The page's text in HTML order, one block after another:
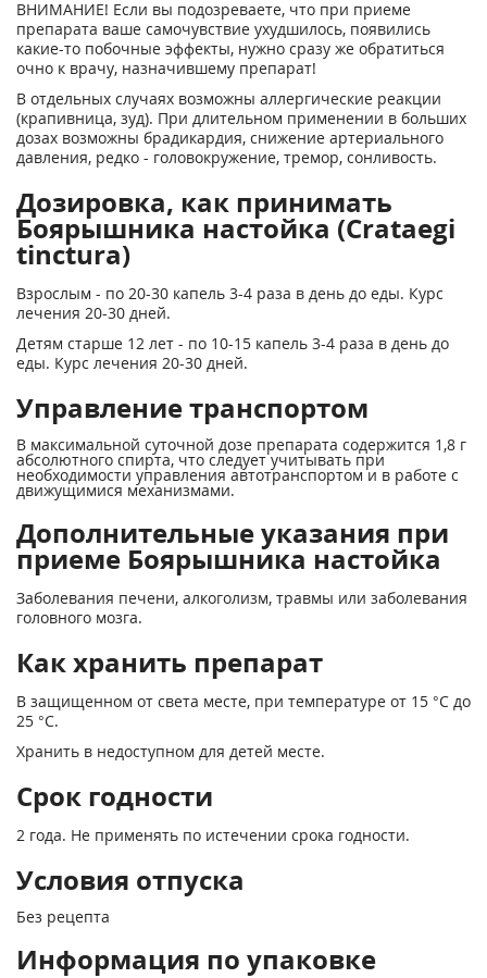
ВНИМАНИЕ! Если вы подозреваете, что при приеме
препарата ваше самочувствие ухудшилось, появились
какие-то побочные эффекты, нужно сразу же обратиться
очно к врачу, назначившему препарат!
В отдельных случаях возможны аллергические реакции
(крапивница, зуд). При длительном применении в больших
дозах возможны брадикардия, снижение артериального
давления, редко - головокружение, тремор, сонливость.
Дозировка, как принимать
Боярышника настойка (Crataegi
tinctura)
Взрослым - по 20-30 капель 3-4 раза в день до еды. Курс
лечения 20-30 дней.
Детям старше 12 лет - по 10-15 капель 3-4 раза в день до
еды. Курс лечения 20-30 дней.
Управление транспортом
В максимальной суточной дозе препарата содержится 1,8 г
абсолютного спирта, что следует учитывать при
необходимости управления автотранспортом и в работе с
движущимися механизмами.
Дополнительные указания при
приеме Боярышника настойка
Заболевания печени, алкоголизм, травмы или заболевания
головного мозга.
Как хранить препарат
В защищенном от света месте, при температуре от 15 °С до
25 °С.
Хранить в недоступном для детей месте.
Срок годности
2 года. Не применять по истечении срока годности.
Условия отпуска
Без рецепта
Информация по упаковке